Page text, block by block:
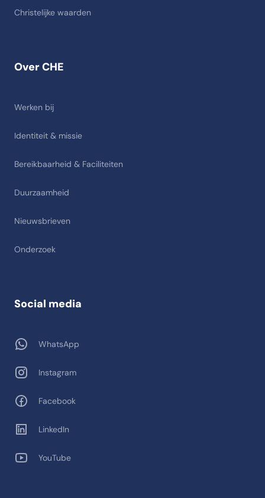
Over CHE
Werken bij
Identiteit & missie
Bereikbaarheid & Faciliteiten
Duurzaamheid
Nieuwsbrieven
Onderzoek
Christelijke waarden
Social media
WhatsApp
Instagram
Facebook
LinkedIn
YouTube